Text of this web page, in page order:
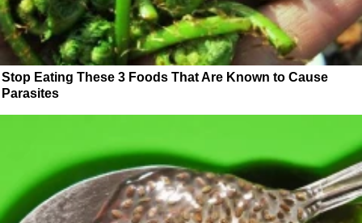
Stop Eating These 3 Foods That Are Known to Cause
Parasites